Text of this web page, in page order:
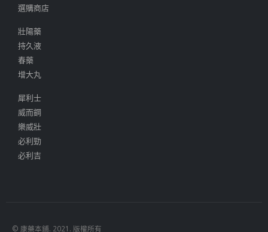
選購商店
壯陽藥
持久液
春藥
增大丸
犀利士
威而鋼
樂威壯
必利勁
必利吉
© 康藥本鋪. 2021. 版權所有